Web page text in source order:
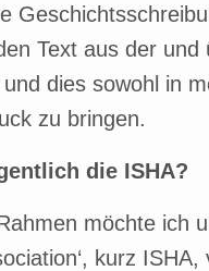
Text aus der
dies sowohl in
zu bringen.
die ISHA?
möchte ich
kurz